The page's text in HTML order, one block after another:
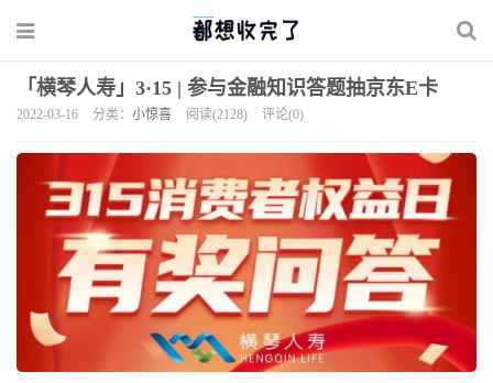
「横琴人寿」3·15 | 参与金融知识答题抽京东E卡
2022-03-16 分类： 小惊喜 阅读(2128) 评论(0)